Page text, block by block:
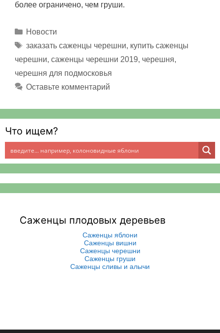
более ограничено, чем груши.
Рубрики
Новости
Метки
заказать саженцы черешни, купить саженцы
черешни, саженцы черешни 2019, черешня,
черешня для подмосковья
Оставьте комментарий
Что ищем?
Саженцы плодовых деревьев
Саженцы яблони
Саженцы вишни
Саженцы черешни
Саженцы груши
Саженцы сливы и алычи